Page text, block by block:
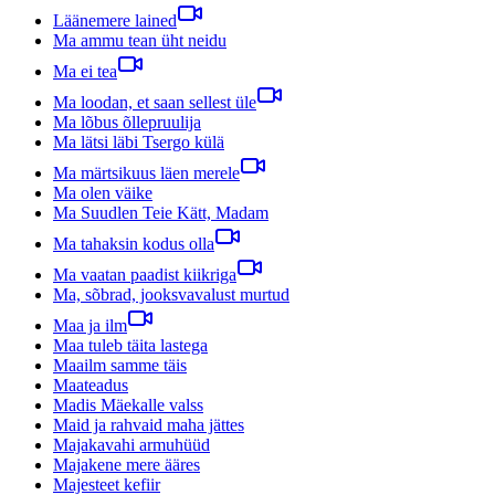
Läänemere lained
Ma ammu tean üht neidu
Ma ei tea
Ma loodan, et saan sellest üle
Ma lõbus õllepruulija
Ma lätsi läbi Tsergo külä
Ma märtsikuus läen merele
Ma olen väike
Ma Suudlen Teie Kätt, Madam
Ma tahaksin kodus olla
Ma vaatan paadist kiikriga
Ma, sõbrad, jooksvavalust murtud
Maa ja ilm
Maa tuleb täita lastega
Maailm samme täis
Maateadus
Madis Mäekalle valss
Maid ja rahvaid maha jättes
Majakavahi armuhüüd
Majakene mere ääres
Majesteet kefiir